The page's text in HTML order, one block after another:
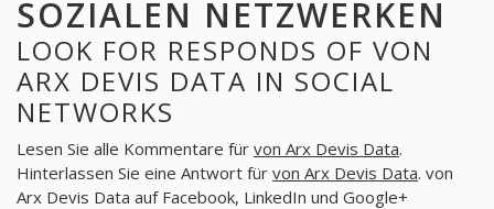
SOZIALEN NETZWERKEN
LOOK FOR RESPONDS OF VON
ARX DEVIS DATA IN SOCIAL
NETWORKS
Lesen Sie alle Kommentare für von Arx Devis Data.
Hinterlassen Sie eine Antwort für von Arx Devis Data. von
Arx Devis Data auf Facebook, LinkedIn und Google+